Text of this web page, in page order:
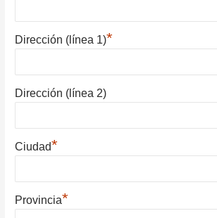
Dirección (línea 1)*
Dirección (línea 2)
Ciudad*
Provincia*